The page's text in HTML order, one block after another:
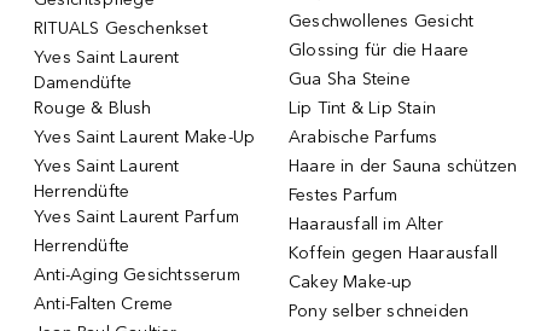
RITUALS Geschenkset
Yves Saint Laurent
Damendüfte
Rouge & Blush
Yves Saint Laurent Make-Up
Yves Saint Laurent
Herrendüfte
Yves Saint Laurent Parfum
Herrendüfte
Anti-Aging Gesichtsserum
Anti-Falten Creme
Geschwollenes Gesicht
Glossing für die Haare
Gua Sha Steine
Lip Tint & Lip Stain
Arabische Parfums
Haare in der Sauna schützen
Festes Parfum
Haarausfall im Alter
Koffein gegen Haarausfall
Cakey Make-up
Pony selber schneiden